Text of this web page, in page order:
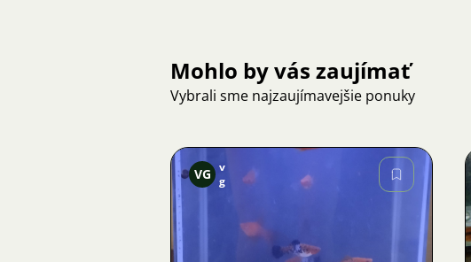
Mohlo by vás zaujímať
Vybrali sme najzaujímavejšie ponuky
Obrázok
VG v
g